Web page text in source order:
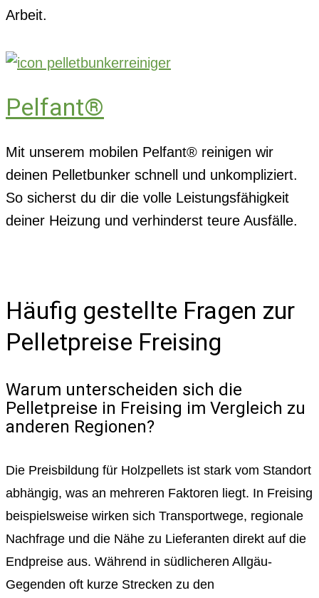
Arbeit.
Pelfant®
Mit unserem mobilen Pelfant® reinigen wir
deinen Pelletbunker schnell und unkompliziert.
So sicherst du dir die volle Leistungsfähigkeit
deiner Heizung und verhinderst teure Ausfälle.
Häufig gestellte Fragen zur
Pelletpreise Freising
Warum unterscheiden sich die
Pelletpreise in Freising im Vergleich zu
anderen Regionen?
Die Preisbildung für Holzpellets ist stark vom Standort
abhängig, was an mehreren Faktoren liegt. In Freising
beispielsweise wirken sich Transportwege, regionale
Nachfrage und die Nähe zu Lieferanten direkt auf die
Endpreise aus. Während in südlicheren Allgäu-
Gegenden oft kurze Strecken zu den